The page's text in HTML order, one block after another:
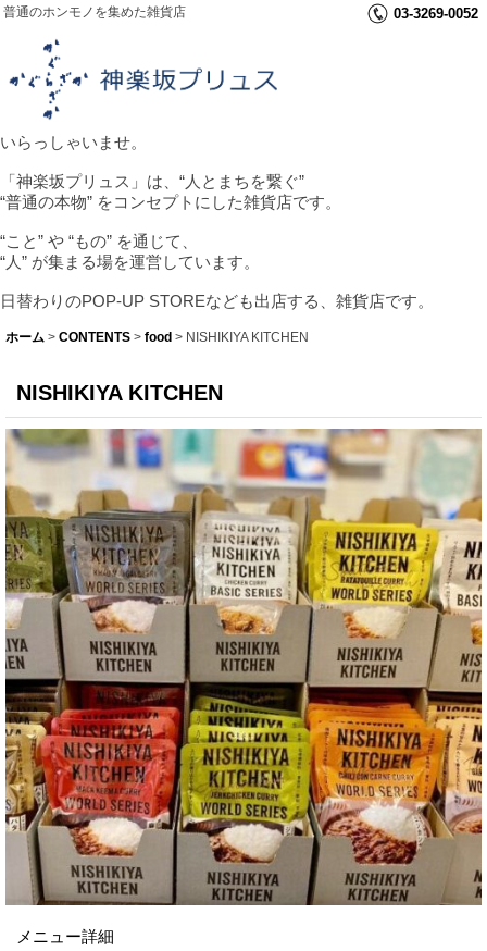
普通のホンモノを集めた雑貨店 03-3269-0052
いらっしゃいませ。
「神楽坂プリュス」は、“人とまちを繋ぐ”
“普通の本物” をコンセプトにした雑貨店です。
“こと” や “もの” を通じて、
“人” が集まる場を運営しています。
日替わりのPOP-UP STOREなども出店する、雑貨店です。
ホーム > CONTENTS > food > NISHIKIYA KITCHEN
NISHIKIYA KITCHEN
メニュー詳細